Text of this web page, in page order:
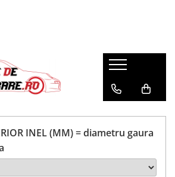
INEL (MM) = diametru gaura